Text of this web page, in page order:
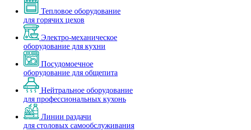
Тепловое оборудование
для горячих цехов
Электро-механическое
оборудование для кухни
Посудомоечное
оборудование для общепита
Нейтральное оборудование
для профессиональных кухонь
Линии раздачи
для столовых самообслуживания